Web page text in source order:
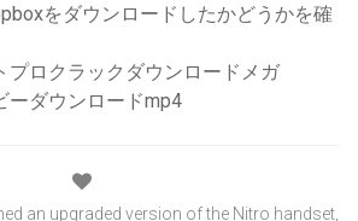
をダウンロードしたかどうかを確
プロクラックダウンロードメガ
ーダウンロードmp4
an upgraded version of the Nitro handset,